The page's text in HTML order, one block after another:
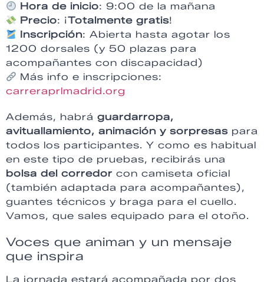
Hora de inicio: 9:00 de la mañana
Precio: ¡Totalmente gratis!
Inscripción: Abierta hasta agotar los
1200 dorsales (y 50 plazas para
acompañantes con discapacidad)
Más info e inscripciones:
carreraprlmadrid.org
Además, habrá guardarropa,
avituallamiento, animación y sorpresas para
todos los participantes. Y como es habitual
en este tipo de pruebas, recibirás una
bolsa del corredor con camiseta oficial
(también adaptada para acompañantes),
guantes técnicos y braga para el cuello.
Vamos, que sales equipado para el otoño.
Voces que animan y un mensaje
que inspira
La jornada estará acompañada por dos